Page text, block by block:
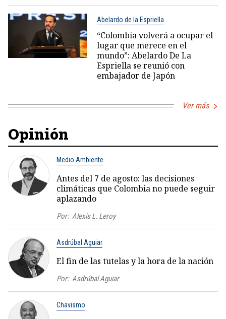
Abelardo de la Espriella
“Colombia volverá a ocupar el
lugar que merece en el
mundo”: Abelardo De La
Espriella se reunió con
embajador de Japón
Ver más
Opinión
Medio Ambiente
Antes del 7 de agosto: las decisiones
climáticas que Colombia no puede seguir
aplazando
Por: Alexis L. Leroy
Asdrúbal Aguiar
El fin de las tutelas y la hora de la nación
Por: Asdrúbal Aguiar
Chavismo